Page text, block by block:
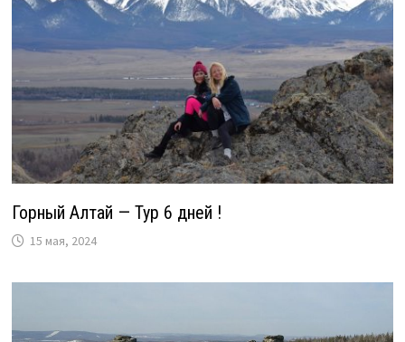
Горный Алтай — Тур 6 дней !
15 мая, 2024